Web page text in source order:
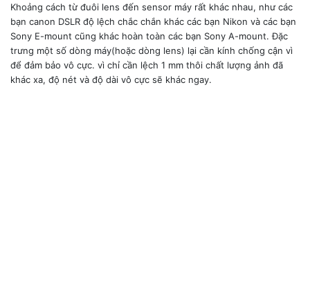
Khoảng cách từ đuôi lens đến sensor máy rất khác nhau, như các
bạn canon DSLR độ lệch chắc chắn khác các bạn Nikon và các bạn
Sony E-mount cũng khác hoàn toàn các bạn Sony A-mount. Đặc
trưng một số dòng máy(hoặc dòng lens) lại cần kính chống cận vì
để đảm bảo vô cực. vì chỉ cần lệch 1 mm thôi chất lượng ảnh đã
khác xa, độ nét và độ dài vô cực sẽ khác ngay.